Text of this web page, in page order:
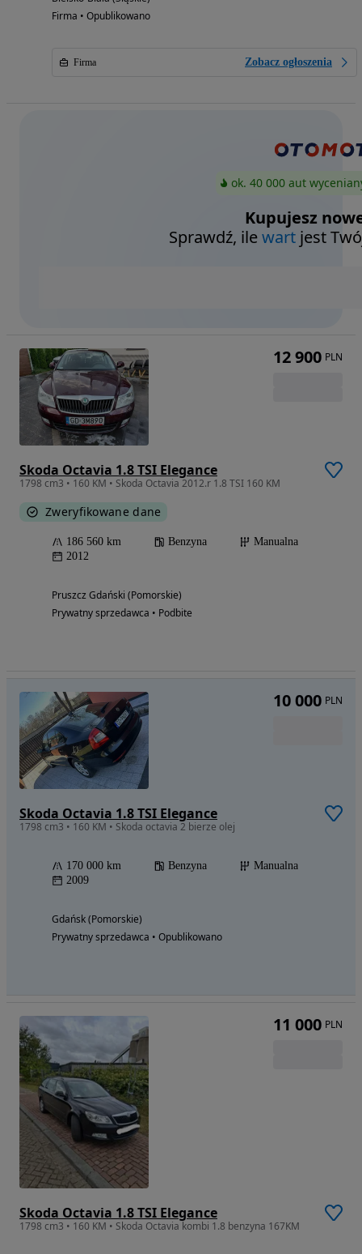
Firma • Opublikowano
Firma Zobacz ogłoszenia
ok. 40 000 aut
Kupujesz
Sprawdź, ilewart jest
Skoda Octavia 1.8 TSI Elegance
1798 cm3 • 160 KM • Skoda Octavia 2012.r 1.8 TSI 160 KM
Zweryfikowane dane
186 560 km Benzyna
Manualna
2012
Pruszcz Gdański (Pomorskie)
Prywatny sprzedawca • Podbite
12 900 PLN
Skoda Octavia 1.8 TSI Elegance
1798 cm3 • 160 KM • Skoda octavia 2 bierze olej
170 000 km Benzyna
Manualna
2009
Gdańsk (Pomorskie)
Prywatny sprzedawca • Opublikowano
10 000 PLN
Skoda Octavia 1.8 TSI Elegance
1798 cm3 • 160 KM • Skoda Octavia kombi 1.8 benzyna 167KM
11 000 PLN